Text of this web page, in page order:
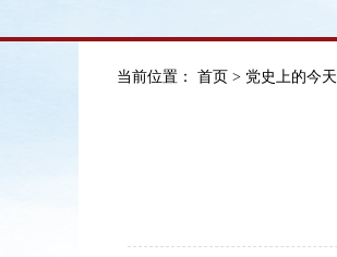
当前位置： 首页 > 党史上的今天